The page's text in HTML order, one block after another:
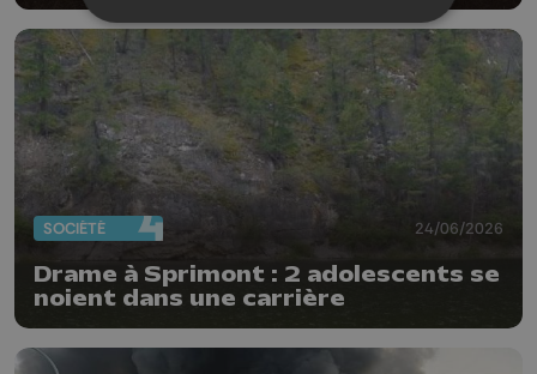
SOCIÉTÉ 24/06/2026
Drame à Sprimont : 2 adolescents se
noient dans une carrière